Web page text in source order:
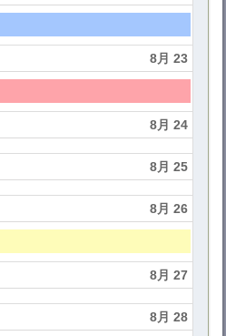
8月 23
8月 24
8月 25
8月 26
8月 27
8月 28